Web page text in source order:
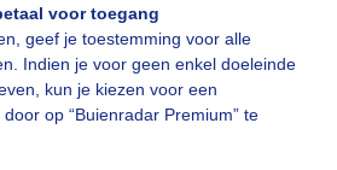
voor toegang
geef je toestemming voor alle
Indien je voor geen enkel doeleinde
kun je kiezen voor een
op “Buienradar Premium” te